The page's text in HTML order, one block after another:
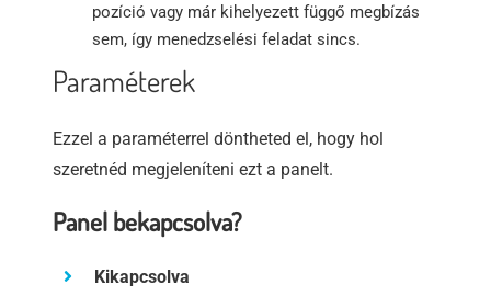
pozíció vagy már kihelyezett függő megbízás
sem, így menedzselési feladat sincs.
Paraméterek
Ezzel a paraméterrel döntheted el, hogy hol
szeretnéd megjeleníteni ezt a panelt.
Panel bekapcsolva?
Kikapcsolva